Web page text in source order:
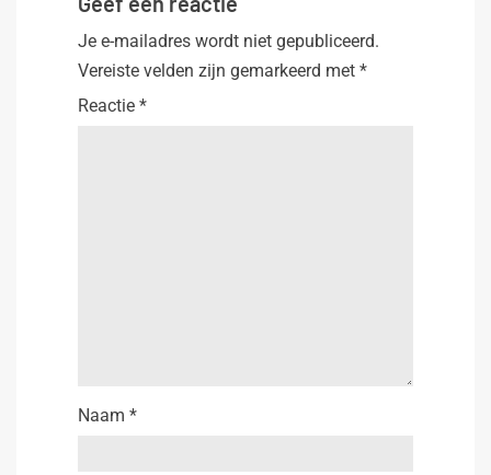
Je e-mailadres wordt niet gepubliceerd.
Vereiste velden zijn gemarkeerd met *
Reactie *
Naam *